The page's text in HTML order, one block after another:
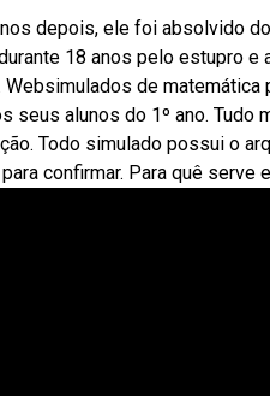
depois, ele foi absolvido
18 anos pelo estupro
de matemática
seus alunos do 1º ano. Tudo
Todo simulado possui o
confirmar. Para quê serve